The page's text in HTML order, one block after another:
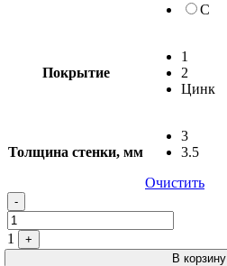
С
Покрытие
1
2
Цинк
Толщина стенки, мм
3
3.5
Очистить
-
1
+
В корзину